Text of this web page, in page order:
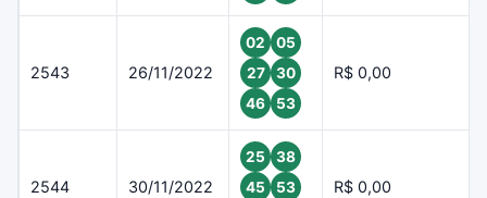
2543 26/11/2022
02
05
27
30
46
53
R$ 0,00
2544 30/11/2022
25
38
45
53
R$ 0,00